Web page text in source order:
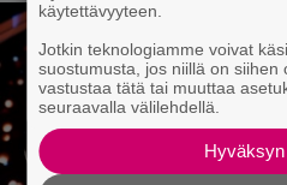
käytettävyyteen.
Jotkin teknologiamme voivat
suostumusta, jos niillä on siihen
vastustaa tätä tai muuttaa
seuraavalla välilehdellä.